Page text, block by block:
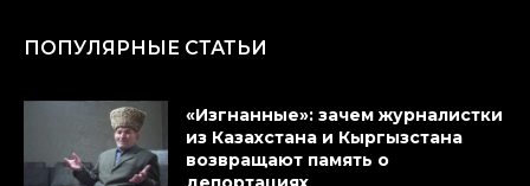
ПОПУЛЯРНЫЕ СТАТЬИ
«Изгнанные»: зачем журналистки
из Казахстана и Кыргызстана
возвращают память о